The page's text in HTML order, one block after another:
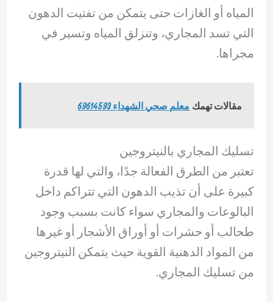
المياه أو الغازات حتى يتمكن من تفتيت الدهون
التي تسد المجاري، وتنزلق المياه وتسير في
مجراها.
مقالات تهمك معلم صحي الشهداء 69614593
تسليك المجاري بالنيتروجين
تعتبر من الطرق الفعالة جدًا، والتي لها قدرة
كبيرة على أن تذيب الدهون التي تتراكم داخل
البالوعات والمجاري سواء كانت بسبب وجود
طحالب أو حشرات أو أوراق الأشجار أو غيرها
من المواد الدهنية القوية حيث يتمكن النيتروجين
من تسليك المجاري.